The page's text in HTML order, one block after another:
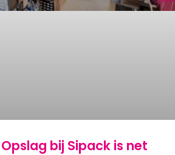
Opslag bij Sipack is net